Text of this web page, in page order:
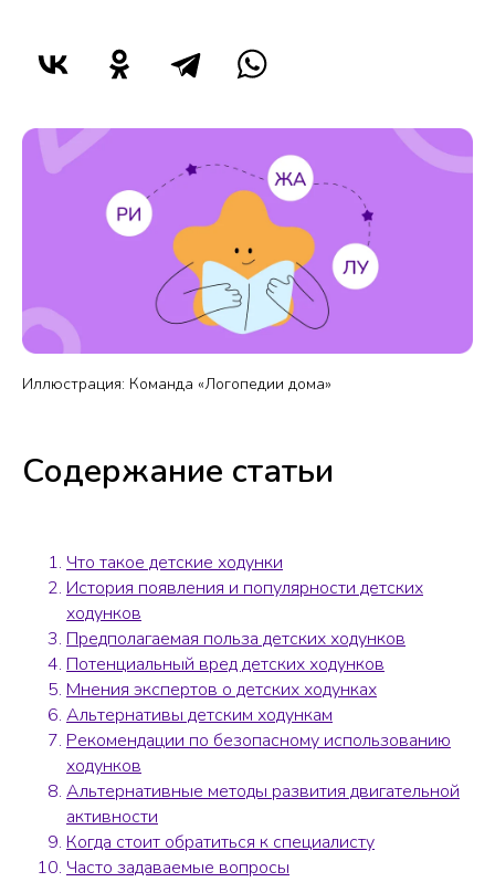
Иллюстрация: Команда «Логопедии дома»
Содержание статьи
Что такое детские ходунки
История появления и популярности детских
ходунков
Предполагаемая польза детских ходунков
Потенциальный вред детских ходунков
Мнения экспертов о детских ходунках
Альтернативы детским ходункам
Рекомендации по безопасному использованию
ходунков
Альтернативные методы развития двигательной
активности
Когда стоит обратиться к специалисту
Часто задаваемые вопросы